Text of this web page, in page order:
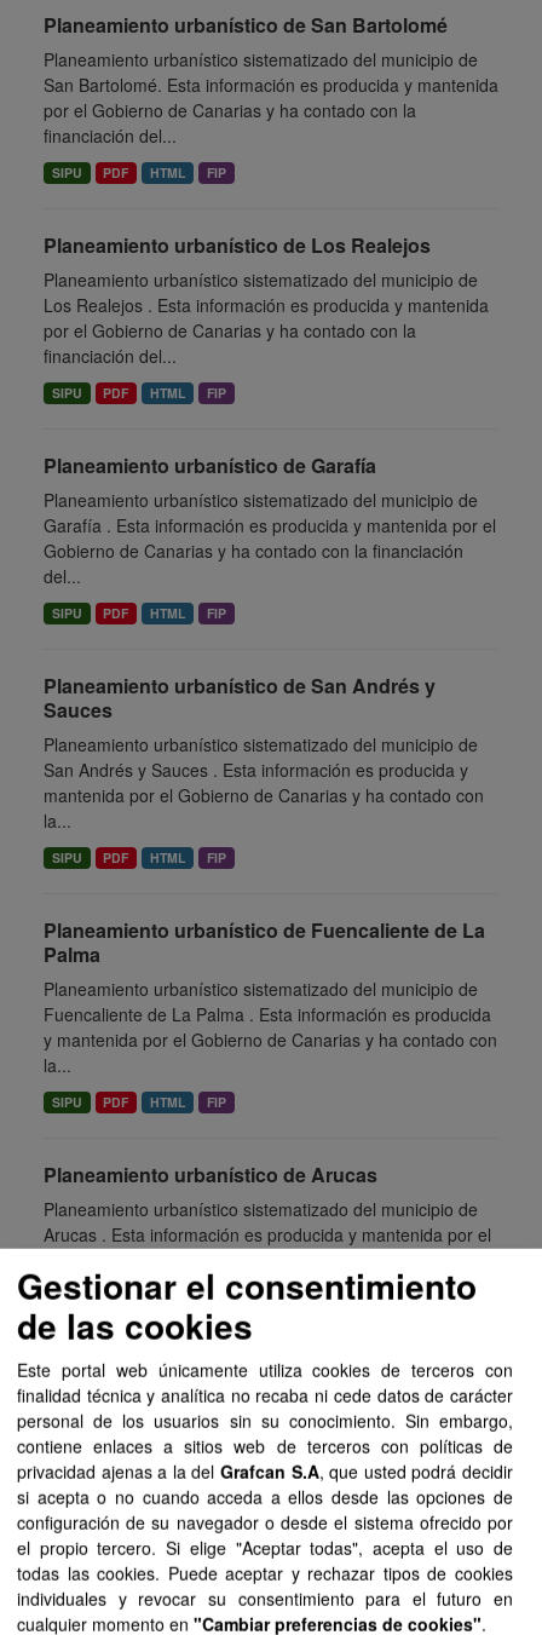
Planeamiento urbanístico de San Bartolomé
Planeamiento urbanístico sistematizado del municipio de
San Bartolomé. Esta información es producida y mantenida
por el Gobierno de Canarias y ha contado con la
financiación del...
SIPU PDF HTML FIP
Planeamiento urbanístico de Los Realejos
Planeamiento urbanístico sistematizado del municipio de
Los Realejos . Esta información es producida y mantenida
por el Gobierno de Canarias y ha contado con la
financiación del...
SIPU PDF HTML FIP
Planeamiento urbanístico de Garafía
Planeamiento urbanístico sistematizado del municipio de
Garafía . Esta información es producida y mantenida por el
Gobierno de Canarias y ha contado con la financiación
del...
SIPU PDF HTML FIP
Planeamiento urbanístico de San Andrés y
Sauces
Planeamiento urbanístico sistematizado del municipio de
San Andrés y Sauces . Esta información es producida y
mantenida por el Gobierno de Canarias y ha contado con
la...
SIPU PDF HTML FIP
Planeamiento urbanístico de Fuencaliente de La
Palma
Planeamiento urbanístico sistematizado del municipio de
Fuencaliente de La Palma . Esta información es producida
y mantenida por el Gobierno de Canarias y ha contado con
la...
SIPU PDF HTML FIP
Planeamiento urbanístico de Arucas
Planeamiento urbanístico sistematizado del municipio de
Arucas . Esta información es producida y mantenida por el
del...
SIPU PDF HTML FIP
Planeamiento urbanístico de Barlovento
Planeamiento urbanístico sistematizado del municipio de
Barlovento . Esta información es producida y mantenida
por el Gobierno de Canarias y ha contado con la
financiación del...
SIPU PDF HTML FIP
Planeamiento urbanístico de Tuineje
Gestionar el consentimiento
de las cookies
Este portal web únicamente utiliza cookies de terceros con
finalidad técnica y analítica no recaba ni cede datos de carácter
personal de los usuarios sin su conocimiento. Sin embargo,
contiene enlaces a sitios web de terceros con políticas de
privacidad ajenas a la del Grafcan S.A, que usted podrá decidir
si acepta o no cuando acceda a ellos desde las opciones de
configuración de su navegador o desde el sistema ofrecido por
el propio tercero. Si elige "Aceptar todas", acepta el uso de
todas las cookies. Puede aceptar y rechazar tipos de cookies
individuales y revocar su consentimiento para el futuro en
cualquier momento en "Cambiar preferencias de cookies".